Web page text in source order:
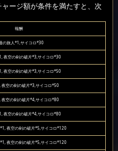
ージ額が条件を満たすと、次
報酬
の旅人*1,サイコロ*30
夜空の剣の破片*3,サイコロ*30
夜空の剣の破片*3,サイコロ*50
夜空の剣の破片*3,サイコロ*50
夜空の剣の破片*4,サイコロ*80
夜空の剣の破片*4,サイコロ*80
夜空の剣の破片*5,サイコロ*120
夜空の剣の破片*5,サイコロ*120